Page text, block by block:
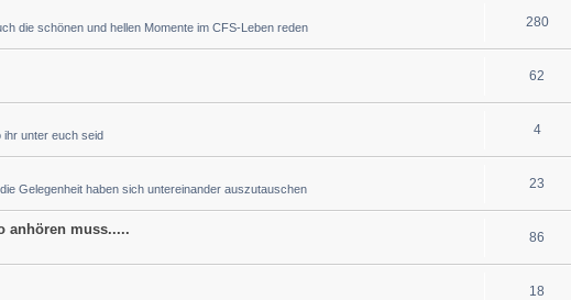
die schönen und hellen Momente im CFS-Leben reden 280
62
ihr unter euch seid 4
Gelegenheit haben sich untereinander auszutauschen 23
anhören muss..... 86
18